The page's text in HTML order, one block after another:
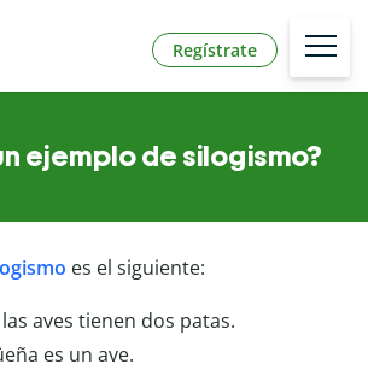
Regístrate
ejemplo de silogismo?
es el siguiente:
aves tienen dos patas.
es un ave.